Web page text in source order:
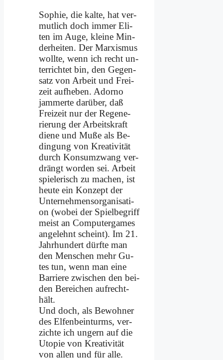
So­phie, die kal­te, hat ver­
mut­lich doch im­mer Eli­
ten im Au­ge, klei­ne Min­
der­hei­ten. Der Mar­xis­mus
woll­te, wenn ich recht un­
ter­rich­tet bin, den Ge­gen­
satz von Ar­beit und Frei­
zeit auf­he­ben. Ador­no
jam­mer­te dar­über, daß
Frei­zeit nur der Re­ge­ne­
rie­rung der Ar­beits­kraft
die­ne und Mu­ße als Be­
din­gung von Krea­ti­vi­tät
durch Kon­sum­zwang ver­
drängt wor­den sei. Ar­beit
spie­le­risch zu ma­chen, ist
heu­te ein Kon­zept der
Un­ter­neh­mens­or­ga­ni­sa­ti­
on (wo­bei der Spiel­be­griff
meist an Com­pu­ter­games
an­ge­lehnt scheint). Im 21.
Jahr­hun­dert dürf­te man
den Men­schen mehr Gu­
tes tun, wenn man ei­ne
Bar­rie­re zwi­schen den bei­
den Be­rei­chen auf­recht­
hält.
Und doch, als Be­woh­ner
des El­fen­bein­turms, ver­
zich­te ich un­gern auf die
Uto­pie von Krea­ti­vi­tät
von al­len und für al­le.